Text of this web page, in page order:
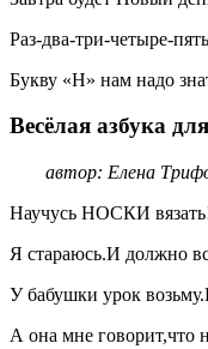
Раз-два-три-четыре-
Букву «Н» нам надо
Весёлая азбука
автор: Елена
Научусь НОСКИ
Я стараюсь.И должно
У бабушки урок
А она мне говорит,что